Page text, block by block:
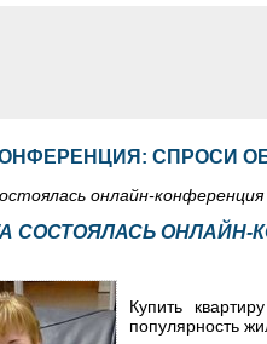
СПРОСИ
онлайн-
СОСТОЯЛАСЬ
Купить
популярность